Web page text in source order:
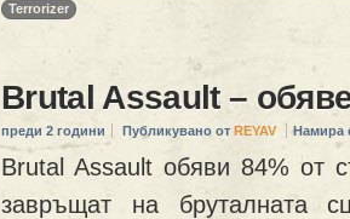
Terrorizer
Brutal Assault –
преди 2 години Публикувано от REYAV Намира
Brutal Assault обяви 84% от
завръщат на бруталната